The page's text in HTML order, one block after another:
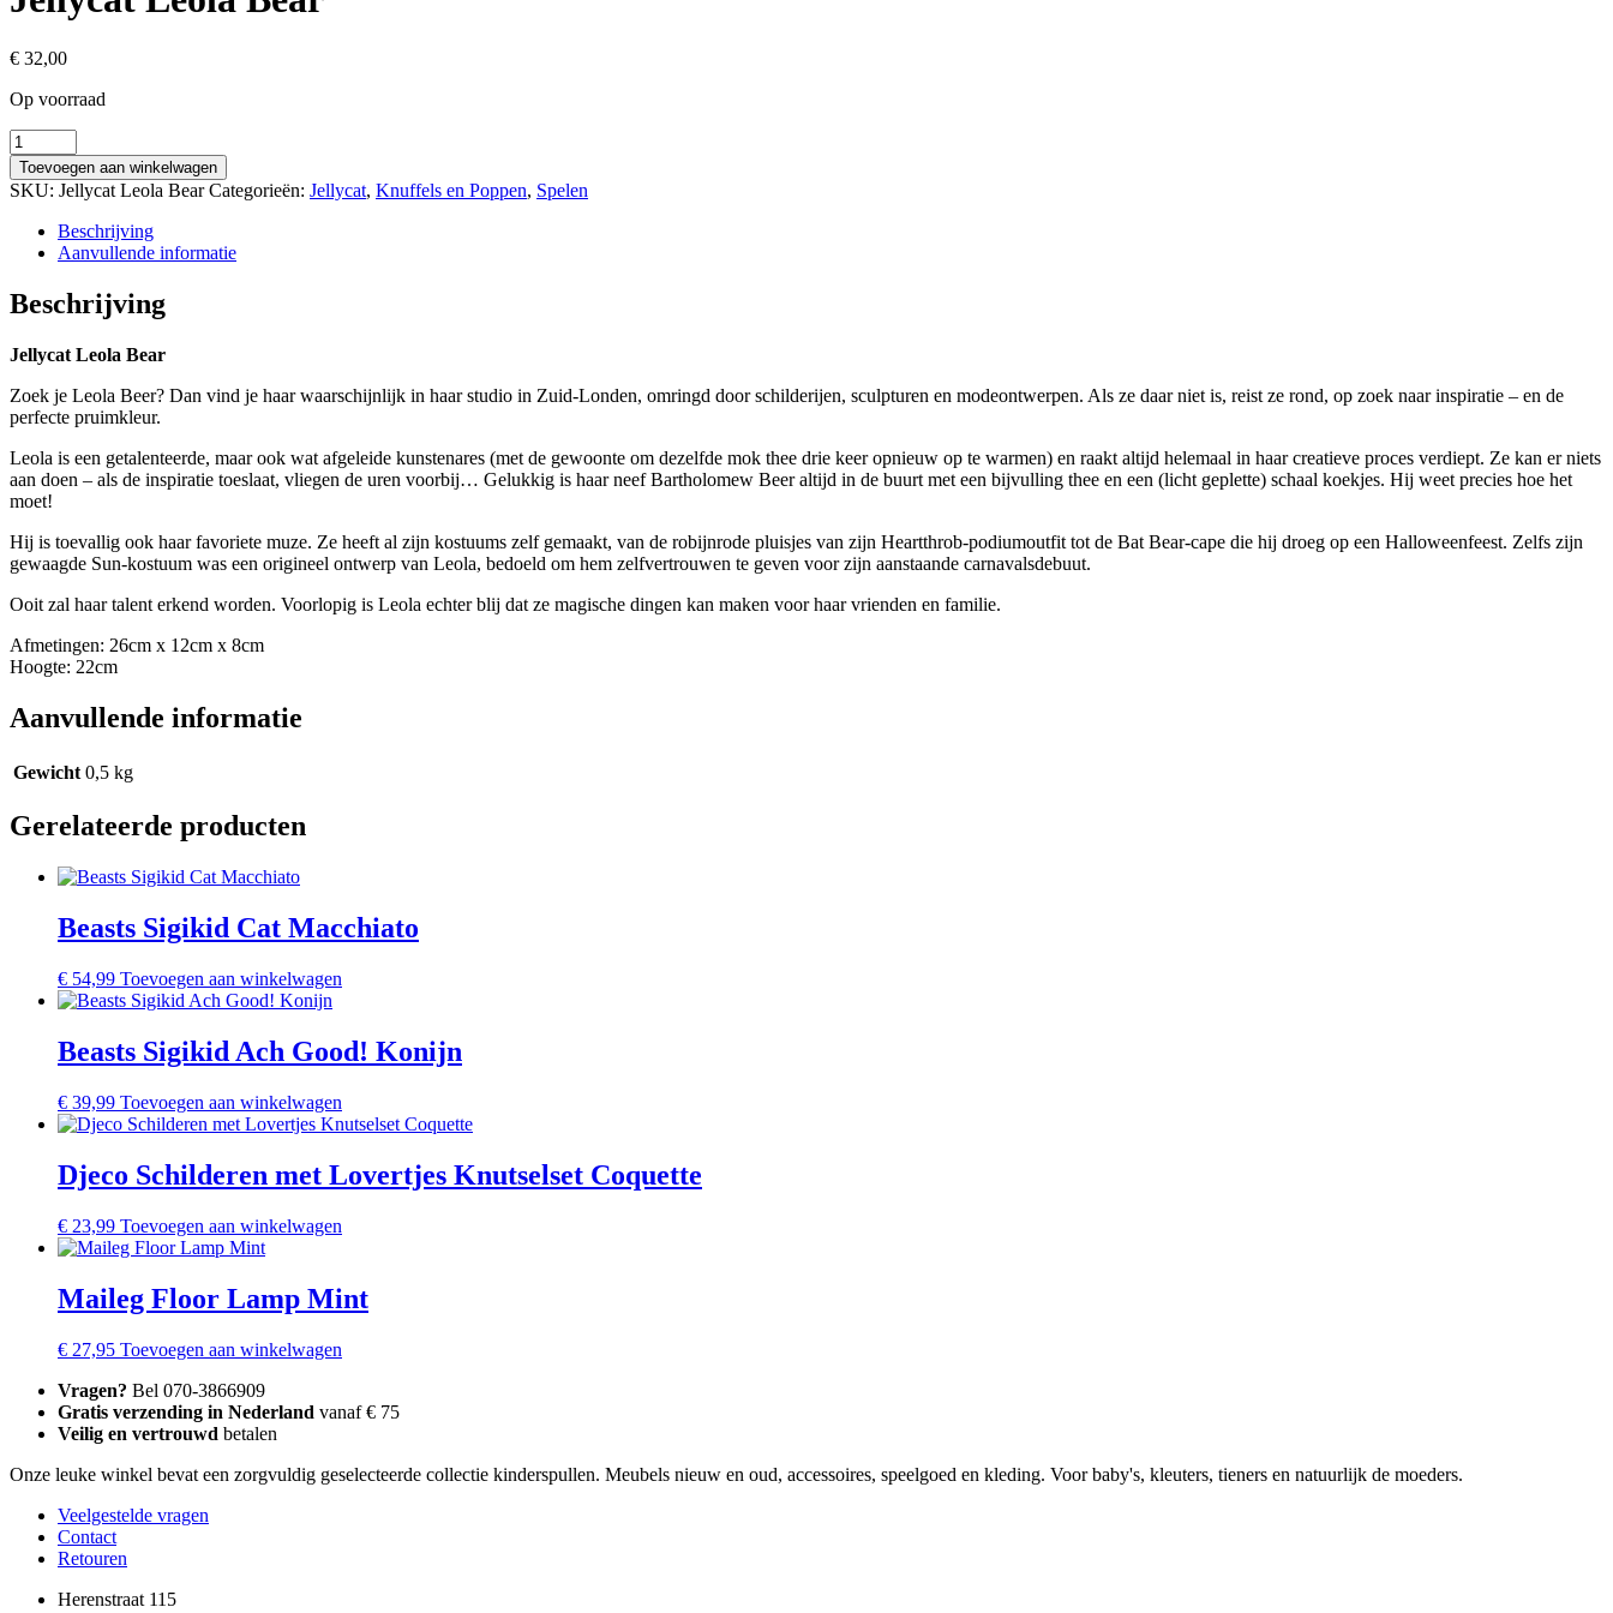
€ 32,00
Op voorraad
Jellycat
Leola
Bear
aantal
Toevoegen aan winkelwagen
SKU: Jellycat Leola Bear Categorieën: Jellycat, Knuffels en Poppen, Spelen
Beschrijving
Aanvullende informatie
Beschrijving
Jellycat Leola Bear
Zoek je Leola Beer? Dan vind je haar waarschijnlijk in haar studio in Zuid-Londen, omringd door schilderijen, sculpturen en modeontwerpen. Als ze daar niet is, reist ze rond, op zoek naar inspiratie – en de
perfecte pruimkleur.
Leola is een getalenteerde, maar ook wat afgeleide kunstenares (met de gewoonte om dezelfde mok thee drie keer opnieuw op te warmen) en raakt altijd helemaal in haar creatieve proces verdiept. Ze kan er niets
aan doen – als de inspiratie toeslaat, vliegen de uren voorbij… Gelukkig is haar neef Bartholomew Beer altijd in de buurt met een bijvulling thee en een (licht geplette) schaal koekjes. Hij weet precies hoe het
moet!
Hij is toevallig ook haar favoriete muze. Ze heeft al zijn kostuums zelf gemaakt, van de robijnrode pluisjes van zijn Heartthrob-podiumoutfit tot de Bat Bear-cape die hij droeg op een Halloweenfeest. Zelfs zijn
gewaagde Sun-kostuum was een origineel ontwerp van Leola, bedoeld om hem zelfvertrouwen te geven voor zijn aanstaande carnavalsdebuut.
Ooit zal haar talent erkend worden. Voorlopig is Leola echter blij dat ze magische dingen kan maken voor haar vrienden en familie.
Afmetingen: 26cm x 12cm x 8cm
Hoogte: 22cm
Aanvullende informatie
Gewicht 0,5 kg
Gerelateerde producten
Beasts Sigikid Cat Macchiato
€ 54,99 Toevoegen aan winkelwagen
Beasts Sigikid Ach Good! Konijn
€ 39,99 Toevoegen aan winkelwagen
Djeco Schilderen met Lovertjes Knutselset Coquette
€ 23,99 Toevoegen aan winkelwagen
Maileg Floor Lamp Mint
€ 27,95 Toevoegen aan winkelwagen
Vragen? Bel 070-3866909
Gratis verzending in Nederland vanaf € 75
Veilig en vertrouwd betalen
Onze leuke winkel bevat een zorgvuldig geselecteerde collectie kinderspullen. Meubels nieuw en oud, accessoires, speelgoed en kleding. Voor baby's, kleuters, tieners en natuurlijk de moeders.
Veelgestelde vragen
Contact
Retouren
Herenstraat 115